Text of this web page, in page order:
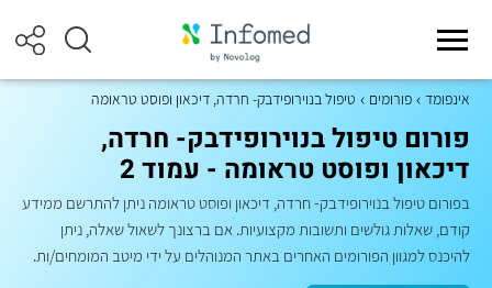
אינפומד פורומים טיפול בנוירופידבק- חרדה, דיכאון ופוסט טראומה
פורום טיפול בנוירופידבק- חרדה,
דיכאון ופוסט טראומה - עמוד 2
בפורום טיפול בנוירופידבק- חרדה, דיכאון ופוסט טראומה ניתן להתרשם ממידע
קודם, שאלות גולשים ותשובות מקצועיות. אם ברצונך לשאול שאלה, ניתן
להיכנס למגוון הפורומים האחרים באתר המנוהלים על ידי מיטב המומחים/ות.